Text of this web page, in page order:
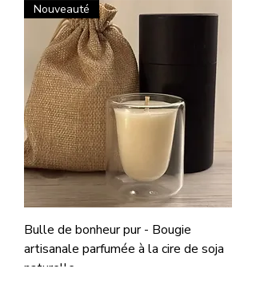
Nouveauté
Bulle de bonheur pur - Bougie
artisanale parfumée à la cire de soja
naturelle